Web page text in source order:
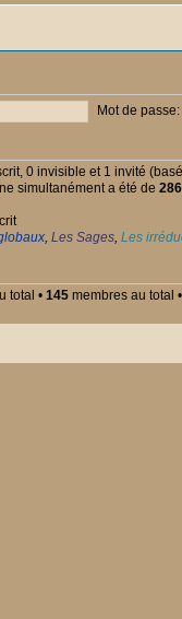
Mot de passe:
0 invisible et 1 invité
simultanément a été de 286
, Les Sages, Les
total • 145 membres au total